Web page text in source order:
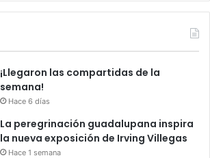
¡Llegaron las compartidas de la
semana!
Hace 6 días
La peregrinación guadalupana inspira
la nueva exposición de Irving Villegas
Hace 1 semana